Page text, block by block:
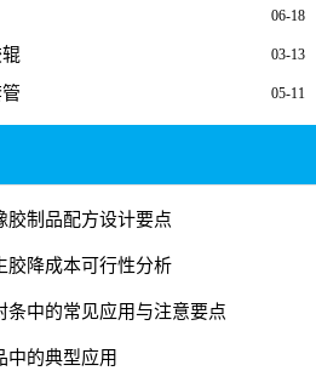
06-18
03-13
05-11
胶制品配方设计要点
胶降成本可行性分析
条中的常见应用与注意要点
中的典型应用